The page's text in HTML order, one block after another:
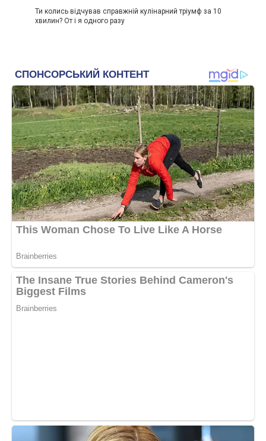
Ти колись відчував справжній кулінарний тріумф за 10
хвилин? От і я одного разу